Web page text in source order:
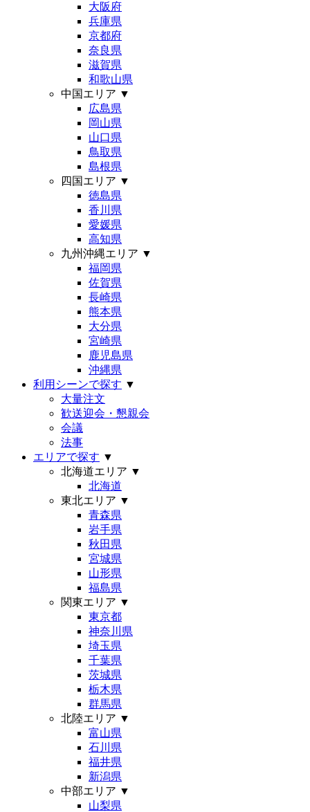
大阪府
兵庫県
京都府
奈良県
滋賀県
和歌山県
中国エリア ▼
広島県
岡山県
山口県
鳥取県
島根県
四国エリア ▼
徳島県
香川県
愛媛県
高知県
九州沖縄エリア ▼
福岡県
佐賀県
長崎県
熊本県
大分県
宮崎県
鹿児島県
沖縄県
利用シーンで探す ▼
大量注文
歓送迎会・懇親会
会議
法事
エリアで探す ▼
北海道エリア ▼
北海道
東北エリア ▼
青森県
岩手県
秋田県
宮城県
山形県
福島県
関東エリア ▼
東京都
神奈川県
埼玉県
千葉県
茨城県
栃木県
群馬県
北陸エリア ▼
富山県
石川県
福井県
新潟県
中部エリア ▼
山梨県